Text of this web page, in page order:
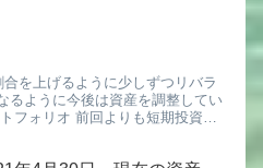
を上げるように少しずつリバラ
るように今後は資産を調整してい
フォリオ 前回よりも短期投資の